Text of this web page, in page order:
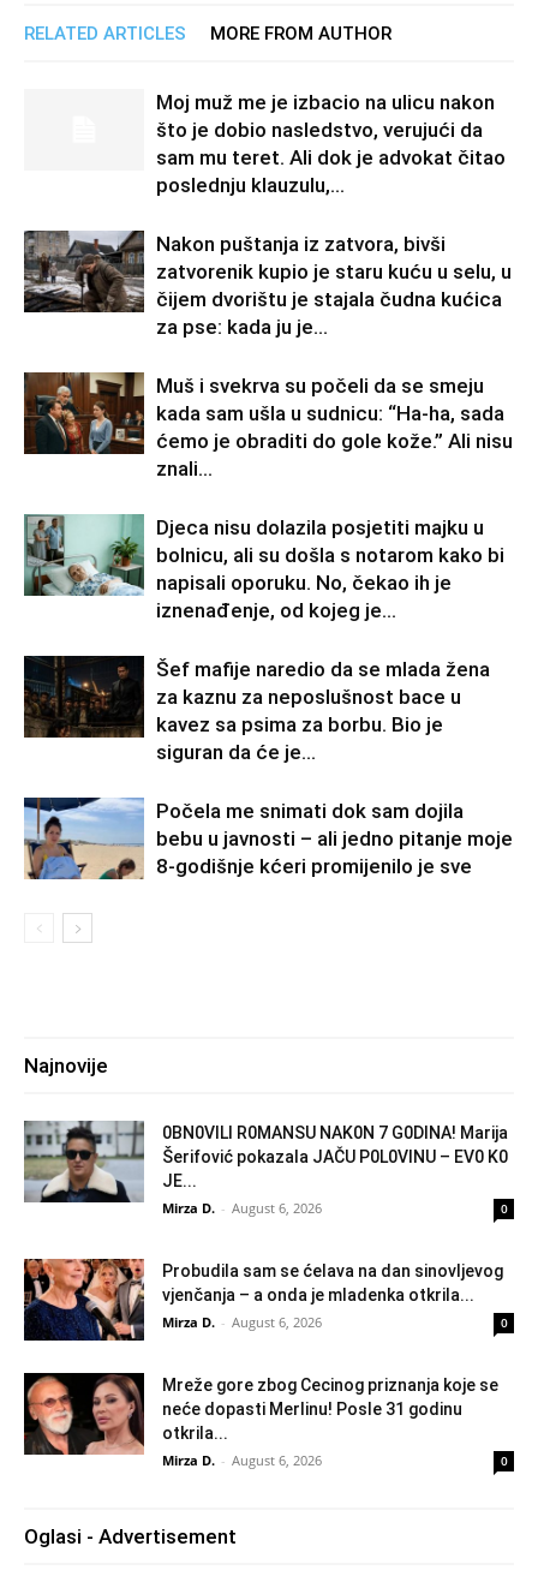
RELATED ARTICLES MORE FROM AUTHOR
Moj muž me je izbacio na ulicu nakon
što je dobio nasledstvo, verujući da
sam mu teret. Ali dok je advokat čitao
poslednju klauzulu,...
Nakon puštanja iz zatvora, bivši
zatvorenik kupio je staru kuću u selu, u
čijem dvorištu je stajala čudna kućica
za pse: kada ju je...
Muš i svekrva su počeli da se smeju
kada sam ušla u sudnicu: “Ha-ha, sada
ćemo je obraditi do gole kože.” Ali nisu
znali...
Djeca nisu dolazila posjetiti majku u
bolnicu, ali su došla s notarom kako bi
napisali oporuku. No, čekao ih je
iznenađenje, od kojeg je...
Šef mafije naredio da se mlada žena
za kaznu za neposlušnost bace u
kavez sa psima za borbu. Bio je
siguran da će je...
Počela me snimati dok sam dojila
bebu u javnosti – ali jedno pitanje moje
8-godišnje kćeri promijenilo je sve
Najnovije
0BN0VlLl R0MANSU NAK0N 7 G0DlNA! Marija
Šerifović pokazala JAČU P0L0VINU – EV0 K0
JE...
Mirza D. - August 6, 2026 0
Probudila sam se ćelava na dan sinovljevog
vjenčanja – a onda je mladenka otkrila...
Mirza D. - August 6, 2026 0
Mreže gore zbog Cecinog priznanja koje se
neće dopasti Merlinu! Posle 31 godinu
otkrila...
Mirza D. - August 6, 2026 0
Oglasi - Advertisement